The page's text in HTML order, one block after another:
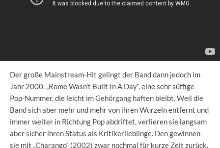
Der große Mainstream-Hit gelingt der Band dann jedoch im
Jahr 2000. „Rome Wasn’t Built In A Day“, eine sehr süffige
Pop-Nummer, die leicht im Gehörgang haften bleibt. Weil die
Band sich aber mehr und mehr von ihren Wurzeln entfernt und
immer weiter in Richtung Pop abdriftet, verlieren sie langsam
aber sicher ihren Status als Kritikerlieblinge. Den gewinnen
sie mit „Charango“ (2002) zwar nochmal für kurze Zeit zurück,